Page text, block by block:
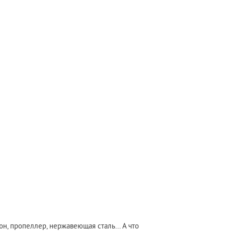
пропеллер, нержавеющая сталь... А что